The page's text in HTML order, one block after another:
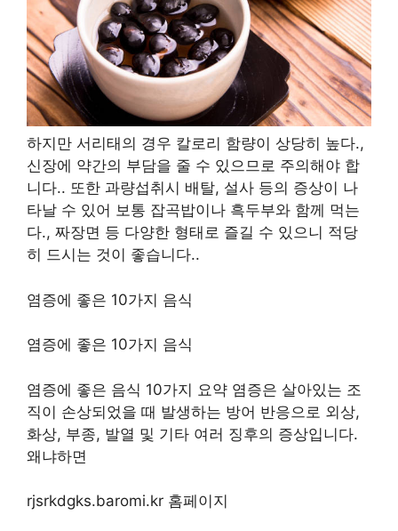
하지만 서리태의 경우 칼로리 함량이 상당히 높다.,
신장에 약간의 부담을 줄 수 있으므로 주의해야 합
니다.. 또한 과량섭취시 배탈, 설사 등의 증상이 나
타날 수 있어 보통 잡곡밥이나 흑두부와 함께 먹는
다., 짜장면 등 다양한 형태로 즐길 수 있으니 적당
히 드시는 것이 좋습니다..
염증에 좋은 10가지 음식
염증에 좋은 10가지 음식
염증에 좋은 음식 10가지 요약 염증은 살아있는 조
직이 손상되었을 때 발생하는 방어 반응으로 외상,
화상, 부종, 발열 및 기타 여러 징후의 증상입니다.
왜냐하면
rjsrkdgks.baromi.kr 홈페이지